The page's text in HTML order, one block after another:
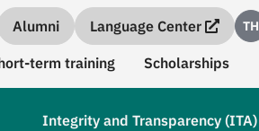
Alumni Language Center TH
term training Scholarships
Integrity and Transparency (ITA)